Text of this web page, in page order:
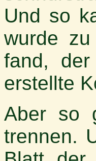
Und so
wurde
fand,
erstellte
Aber so
trennen.